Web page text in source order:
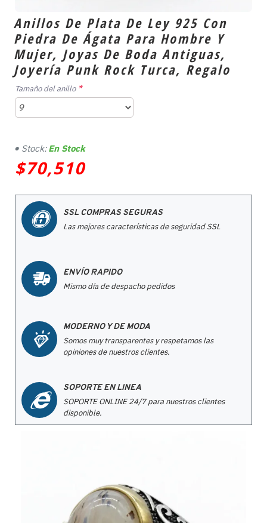
Anillos De Plata De Ley 925 Con
Piedra De Ágata Para Hombre Y
Mujer, Joyas De Boda Antiguas,
Joyería Punk Rock Turca, Regalo
$70,510
Stock: En Stock
Tamaño del anillo
SSL COMPRAS SEGURAS
Las mejores características de seguridad SSL
ENVÍO RAPIDO
Mismo día de despacho pedidos
MODERNO Y DE MODA
Somos muy transparentes y respetamos las
opiniones de nuestros clientes.
SOPORTE EN LINEA
SOPORTE ONLINE 24/7 para nuestros clientes
disponible.